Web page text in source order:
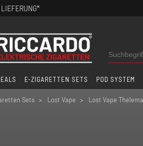
E-ZIGARETTEN SETS POD SYSTEM
Sets Lost Vape Lost Vape